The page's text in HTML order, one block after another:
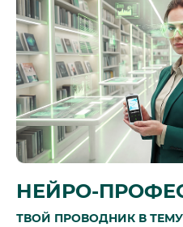
НЕЙРО-
ТВОЙ ПРОВОДНИК В ТЕМУ